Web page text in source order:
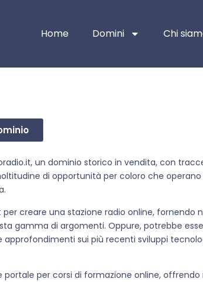
Home Domini Chi
un dominio storico in vendita, con
di opportunità per coloro che
creare una stazione radio online, fornendo
gamma di argomenti. Oppure, potrebbe
sui più recenti sviluppi
per corsi di formazione online, offrendo